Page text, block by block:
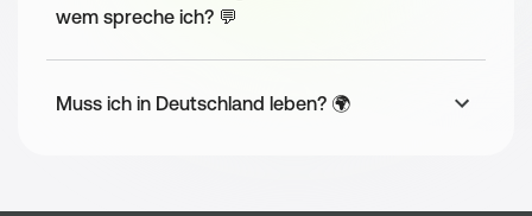
Gespräch mit dem Produktteam (Skilltest)
wem spreche ich? 💬
Muss ich in Deutschland leben? 🌍